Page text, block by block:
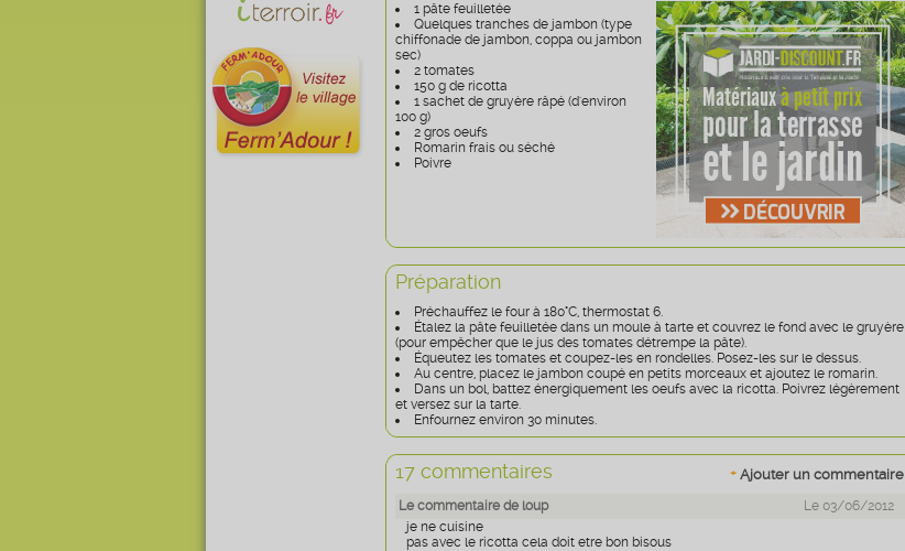
1 pâte feuilletée
Quelques tranches de jambon (type
chiffonade de jambon, coppa ou jambon
sec)
2 tomates
150 g de ricotta
1 sachet de gruyère râpé (d'environ
100 g)
2 gros oeufs
Romarin frais ou séché
Poivre
Préparation
Préchauffez le four à 180°C, thermostat 6.
Étalez la pâte feuilletée dans un moule à tarte et couvrez le fond avec le gruyère
(pour empêcher que le jus des tomates détrempe la pâte).
Équeutez les tomates et coupez-les en rondelles. Posez-les sur le dessus.
Au centre, placez le jambon coupé en petits morceaux et ajoutez le romarin.
Dans un bol, battez énergiquement les oeufs avec la ricotta. Poivrez légèrement
et versez sur la tarte.
Enfournez environ 30 minutes.
+ Ajouter un commentaire
17 commentaires
Le commentaire de loup
Le 03/06/2012
je ne cuisine
pas avec le ricotta cela doit etre bon bisous